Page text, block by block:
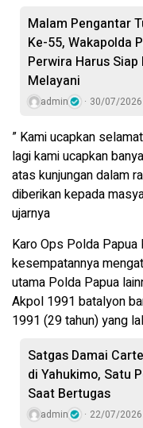
Malam Pengantar
Ke-55, Wakapolda
Perwira Harus
Melayani
admin 30/07/2026
” Kami ucapkan
lagi kami ucapkan
atas kunjungan dalam
diberikan kepada
ujarnya
Karo Ops Polda
kesempatannya
utama Polda Papua
Akpol 1991 batalyon
1991 (29 tahun) yang
Satgas Damai
di Yahukimo, Satu
Saat Bertugas
admin 22/07/2026